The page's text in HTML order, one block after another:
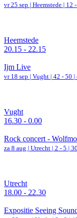
vr 25 sep | Heemstede | 12
Heemstede
20.15 - 22.15
Ijm Live
vr 18 sep | Vught | 42 - 50 |
Vught
16.30 - 0.00
Rock concert -
za 8 aug | Utrecht | 2 - 5 |
Utrecht
18.00 - 22.30
Expositie Seeing